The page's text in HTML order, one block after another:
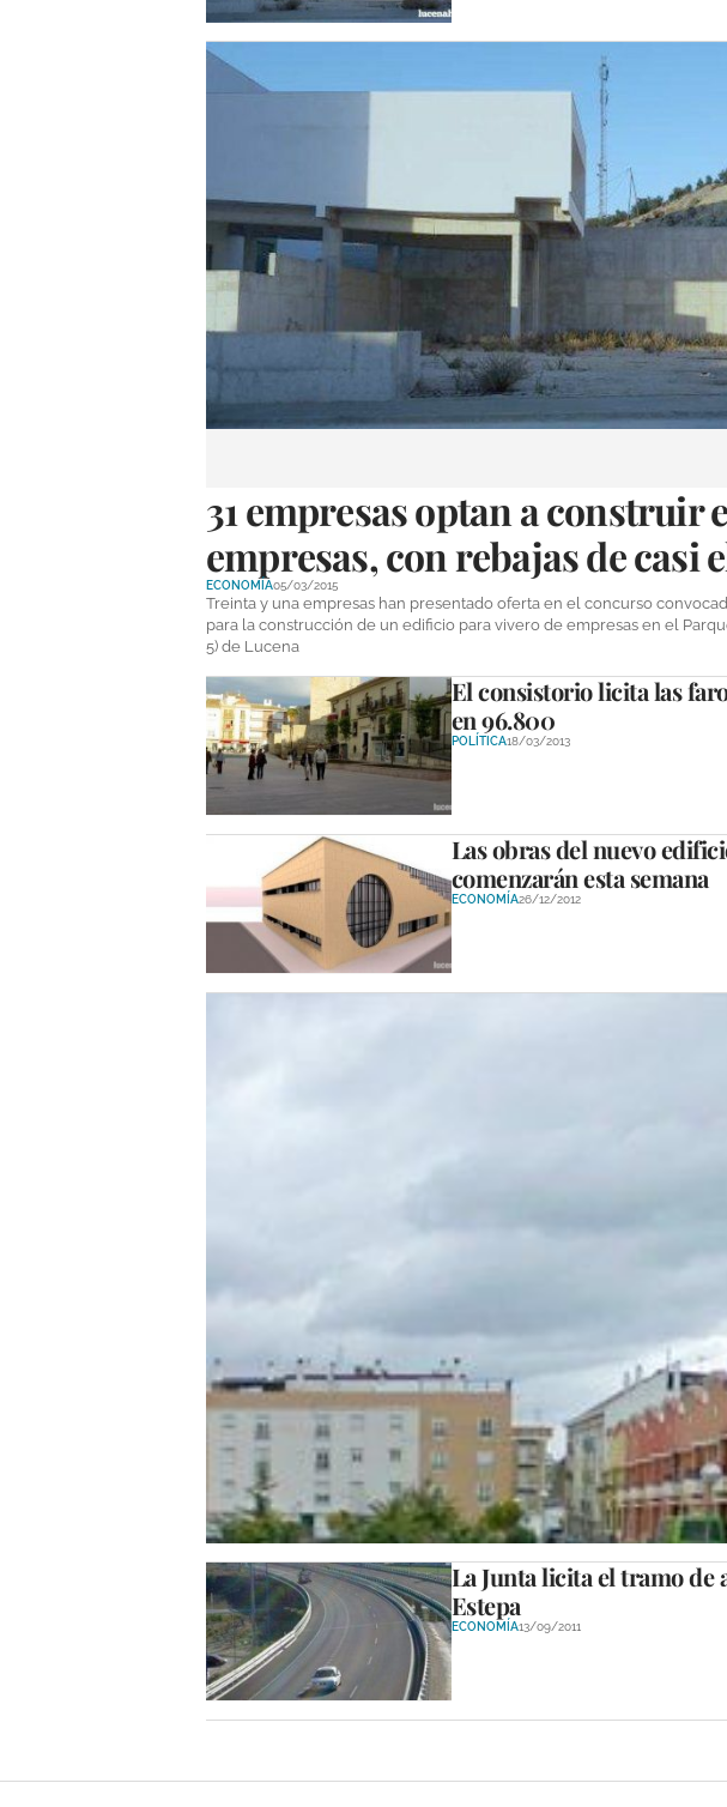
31 empresas optan a construir
empresas, con rebajas de casi
ECONOMÍA05/03/2015
Treinta y una empresas han presentado oferta en el concurso
para la construcción de un edificio para vivero de empresas en el
5) de Lucena
El consistorio licita las
en 96.800
POLÍTICA18/03/2013
Las obras del nuevo
comenzarán esta semana
ECONOMÍA26/12/2012
La Seguridad Social licita las
sede en Lucena
ECONOMÍA 26/12/2012
La Junta licita el tramo de
Estepa
ECONOMÍA13/09/2011